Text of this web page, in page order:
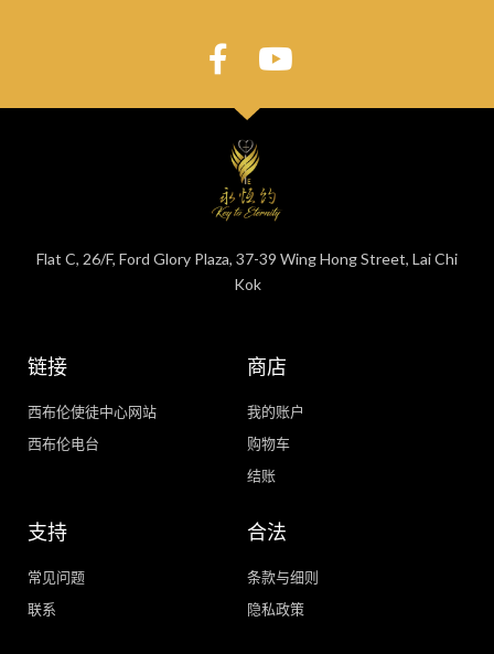
Flat C, 26/F, Ford Glory Plaza, 37-39 Wing Hong Street, Lai Chi
Kok
链接
西布伦使徒中心网站
西布伦电台
商店
我的账户
购物车
结账
支持
常见问题
联系
合法
条款与细则
隐私政策